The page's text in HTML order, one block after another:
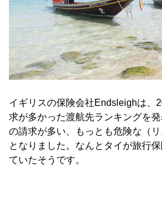
イギリスの保険会社Endsleighは、
求が多かった渡航先ランキングを
の請求が多い、もっとも危険な（
となりました。なんとタイが旅行
ていたそうです。